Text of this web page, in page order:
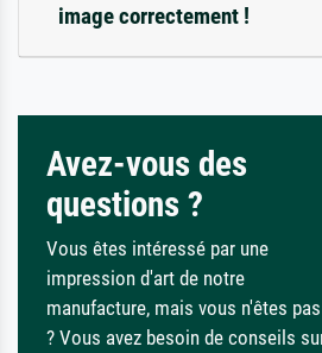
image correctement !
Avez-vous des
questions ?
Vous êtes intéressé par une
impression d'art de notre
manufacture, mais vous n'êtes
? Vous avez besoin de conseils